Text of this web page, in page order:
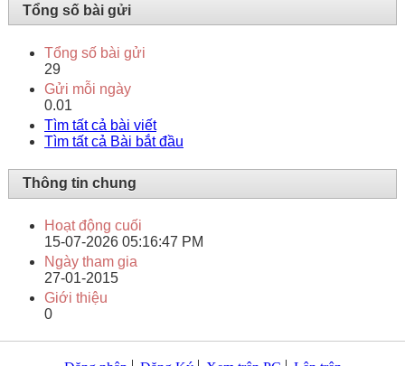
Tổng số bài gửi
Tổng số bài gửi
29
Gửi mỗi ngày
0.01
Tìm tất cả bài viết
Tìm tất cả Bài bắt đầu
Thông tin chung
Hoạt động cuối
15-07-2026 05:16:47 PM
Ngày tham gia
27-01-2015
Giới thiệu
0